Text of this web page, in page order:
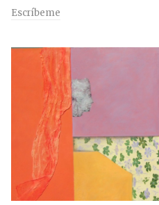
Escríbeme